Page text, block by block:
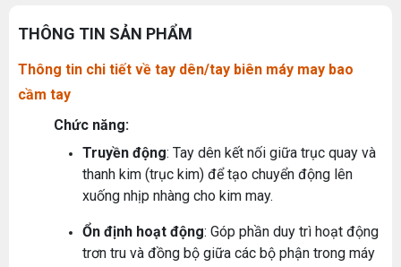
THÔNG TIN SẢN PHẨM
Thông tin chi tiết về tay dên/tay biên máy may bao
cầm tay
Chức năng:
Truyền động: Tay dên kết nối giữa trục quay và
thanh kim (trục kim) để tạo chuyển động lên
xuống nhịp nhàng cho kim may.
Ổn định hoạt động: Góp phần duy trì hoạt động
trơn tru và đồng bộ giữa các bộ phận trong máy